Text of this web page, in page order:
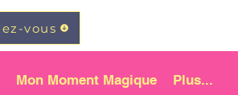
vous
Mon Moment Magique Plus...